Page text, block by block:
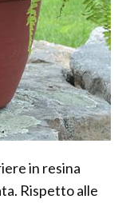
in resina
Rispetto alle